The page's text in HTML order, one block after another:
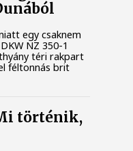
egy csaknem
NZ 350-1
téri rakpart
féltonnás brit
történik,